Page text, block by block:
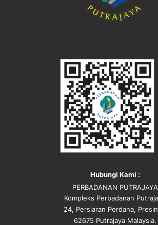
Hubungi Kami :
PERBADANAN PUTRAJAYA
Kompleks Perbadanan
24, Persiaran Perdana,
62675 Putrajaya Malaysia.